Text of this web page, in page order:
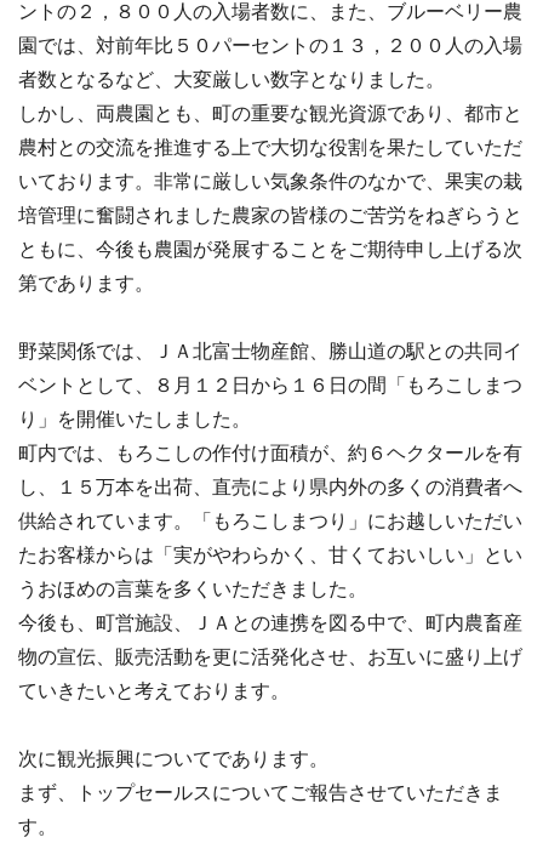
ントの２，８００人の入場者数に、また、ブルーベリー農
園では、対前年比５０パーセントの１３，２００人の入場
者数となるなど、大変厳しい数字となりました。
しかし、両農園とも、町の重要な観光資源であり、都市と
農村との交流を推進する上で大切な役割を果たしていただ
いております。非常に厳しい気象条件のなかで、果実の栽
培管理に奮闘されました農家の皆様のご苦労をねぎらうと
ともに、今後も農園が発展することをご期待申し上げる次
第であります。
野菜関係では、ＪＡ北富士物産館、勝山道の駅との共同イ
ベントとして、８月１２日から１６日の間「もろこしまつ
り」を開催いたしました。
町内では、もろこしの作付け面積が、約６ヘクタールを有
し、１５万本を出荷、直売により県内外の多くの消費者へ
供給されています。「もろこしまつり」にお越しいただい
たお客様からは「実がやわらかく、甘くておいしい」とい
うおほめの言葉を多くいただきました。
今後も、町営施設、ＪＡとの連携を図る中で、町内農畜産
物の宣伝、販売活動を更に活発化させ、お互いに盛り上げ
ていきたいと考えております。
次に観光振興についてであります。
まず、トップセールスについてご報告させていただきま
す。